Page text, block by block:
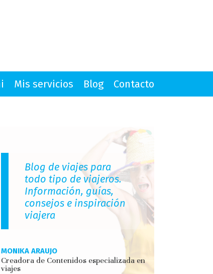
Mis servicios Blog Contacto
Blog de viajes para
todo tipo de viajeros.
Información, guías,
consejos e inspiración
viajera
MONIKA ARAUJO
Creadora de Contenidos especializada en
viajes